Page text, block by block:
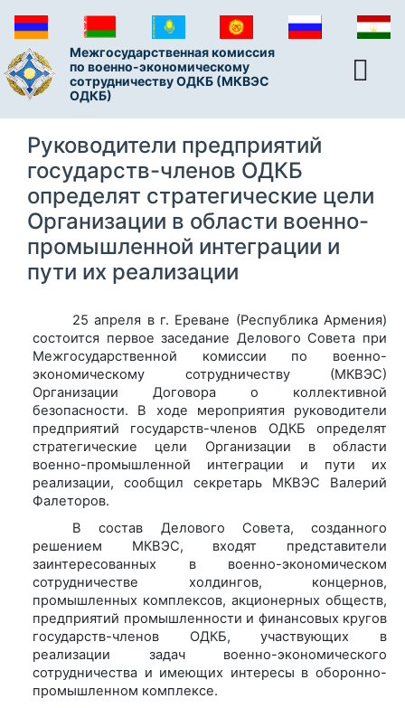
Межгосударственная комиссия
по военно-экономическому
сотрудничеству ОДКБ (МКВЭС
ОДКБ)
Руководители предприятий
государств-членов ОДКБ
определят стратегические цели
Организации в области военно-
промышленной интеграции и
пути их реализации
25 апреля в г. Ереване (Республика Армения)
состоится первое заседание Делового Совета при
Межгосударственной комиссии по военно-
экономическому сотрудничеству (МКВЭС)
Организации Договора о коллективной
безопасности. В ходе мероприятия руководители
предприятий государств-членов ОДКБ определят
стратегические цели Организации в области
военно-промышленной интеграции и пути их
реализации, сообщил секретарь МКВЭС Валерий
Фалеторов.
В состав Делового Совета, созданного
решением МКВЭС, входят представители
заинтересованных в военно-экономическом
сотрудничестве холдингов, концернов,
промышленных комплексов, акционерных обществ,
предприятий промышленности и финансовых кругов
государств-членов ОДКБ, участвующих в
реализации задач военно-экономического
сотрудничества и имеющих интересы в оборонно-
промышленном комплексе.